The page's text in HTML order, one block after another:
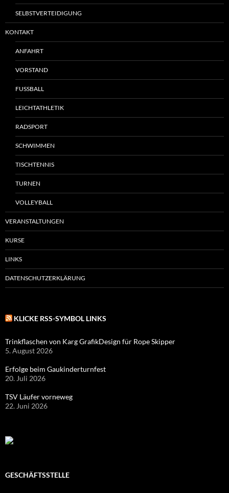
SELBSTVERTEIDIGUNG
KONTAKT
ANFAHRT
VORSTAND
FUSSBALL
LEICHTATHLETIK
RADSPORT
SCHWIMMEN
TISCHTENNIS
TURNEN
VOLLEYBALL
VERANSTALTUNGEN
KURSE
LINKS
DATENSCHUTZERKLÄRUNG
KLICKE RSS-SYMBOL LINKS
Trinkflaschen von Karg GrafikDesign für Rope Skipper
5. August 2026
Erfolge beim Gaukinderturnfest
20. Juli 2026
TSV Läufer vorneweg
22. Juni 2026
GESCHÄFTSSTELLE